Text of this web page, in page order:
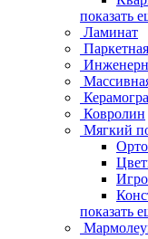
показать
Ламинат
Ковролин
Мягкий
показать